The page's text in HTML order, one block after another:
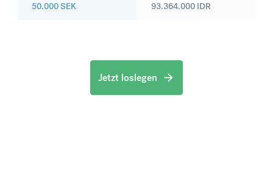
50.000SEK 93.364.000 IDR
Jetzt loslegen